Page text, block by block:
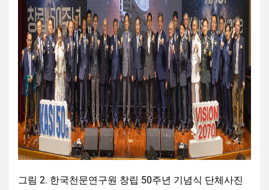
그림 2. 한국천문연구원 창립 50주년 기념식 단체사진